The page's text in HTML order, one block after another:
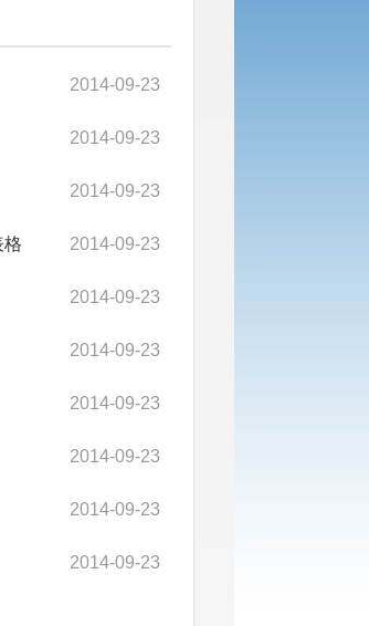
2014-09-23
2014-09-23
2014-09-23
2014-09-23
格
2014-09-23
2014-09-23
2014-09-23
2014-09-23
2014-09-23
2014-09-23